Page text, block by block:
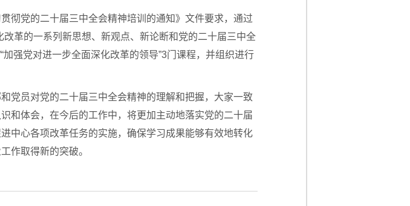
彻党的二十届三中全会精神培训的通知》文件要求，通过
革的一系列新思想、新观点、新论断和党的二十届三中全
强党对进一步全面深化改革的领导”3门课程，并组织进行
党员对党的二十届三中全会精神的理解和把握，大家一致
和体会，在今后的工作中，将更加主动地落实党的二十届
中心各项改革任务的实施，确保学习成果能够有效地转化
作取得新的突破。